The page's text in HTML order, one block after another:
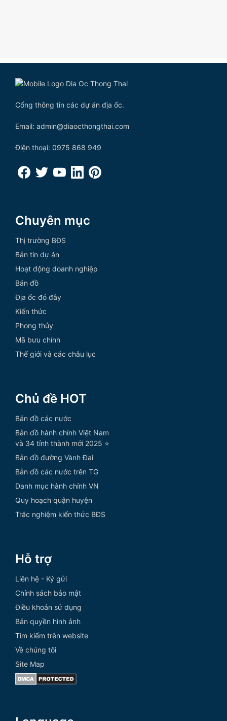
Cổng thông tin các dự án địa ốc.
Email: admin@diaocthongthai.com
Điện thoại: 0975 868 949
Chuyên mục
Thị trường BĐS
Bản tin dự án
Hoạt động doanh nghiệp
Bản đồ
Địa ốc đó đây
Kiến thức
Phong thủy
Mã bưu chính
Thế giới và các châu lục
Chủ đề HOT
Bản đồ các nước
Bản đồ hành chính Việt Nam
và 34 tỉnh thành mới 2025 ⭐
Bản đồ đường Vành Đai
Bản đồ các nước trên TG
Danh mục hành chính VN
Quy hoạch quận huyện
Trắc nghiệm kiến thức BĐS
Hỗ trợ
Liên hệ - Ký gửi
Chính sách bảo mật
Điều khoản sử dụng
Bản quyền hình ảnh
Tìm kiếm trên website
Về chúng tôi
Site Map